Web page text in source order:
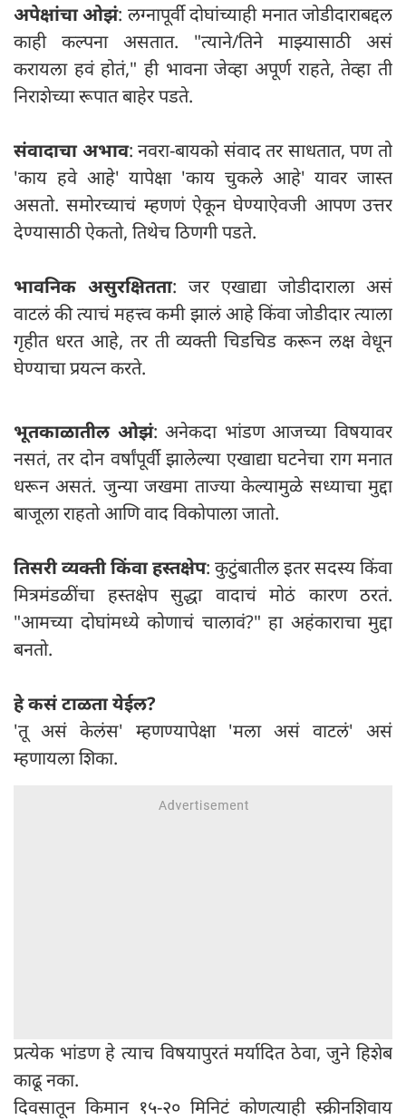
अपेक्षांचा ओझं: लग्नापूर्वी दोघांच्याही मनात जोडीदाराबद्दल
काही कल्पना असतात. "त्याने/तिने माझ्यासाठी असं
करायला हवं होतं," ही भावना जेव्हा अपूर्ण राहते, तेव्हा ती
निराशेच्या रूपात बाहेर पडते.
संवादाचा अभाव: नवरा-बायको संवाद तर साधतात, पण तो
'काय हवे आहे' यापेक्षा 'काय चुकले आहे' यावर जास्त
असतो. समोरच्याचं म्हणणं ऐकून घेण्याऐवजी आपण उत्तर
देण्यासाठी ऐकतो, तिथेच ठिणगी पडते.
भावनिक असुरक्षितता: जर एखाद्या जोडीदाराला असं
वाटलं की त्याचं महत्त्व कमी झालं आहे किंवा जोडीदार त्याला
गृहीत धरत आहे, तर ती व्यक्ती चिडचिड करून लक्ष वेधून
घेण्याचा प्रयत्न करते.
भूतकाळातील ओझं: अनेकदा भांडण आजच्या विषयावर
नसतं, तर दोन वर्षांपूर्वी झालेल्या एखाद्या घटनेचा राग मनात
धरून असतं. जुन्या जखमा ताज्या केल्यामुळे सध्याचा मुद्दा
बाजूला राहतो आणि वाद विकोपाला जातो.
तिसरी व्यक्ती किंवा हस्तक्षेप: कुटुंबातील इतर सदस्य किंवा
मित्रमंडळींचा हस्तक्षेप सुद्धा वादाचं मोठं कारण ठरतं.
"आमच्या दोघांमध्ये कोणाचं चालावं?" हा अहंकाराचा मुद्दा
बनतो.
हे कसं टाळता येईल?
'तू असं केलंस' म्हणण्यापेक्षा 'मला असं वाटलं' असं
म्हणायला शिका.
प्रत्येक भांडण हे त्याच विषयापुरतं मर्यादित ठेवा, जुने हिशेब
काढू नका.
दिवसातून किमान १५-२० मिनिटं कोणत्याही स्क्रीनशिवाय